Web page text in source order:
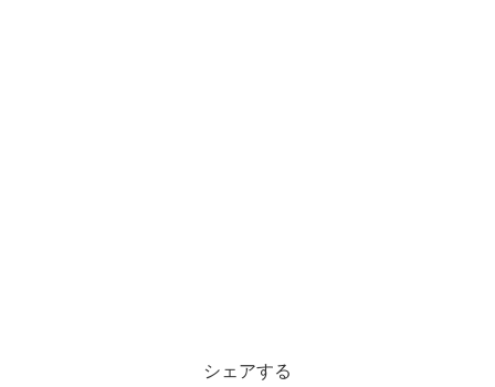
シェアする